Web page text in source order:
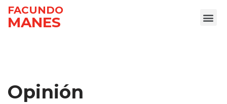
Ir
FACUNDO
MANES
Opinión